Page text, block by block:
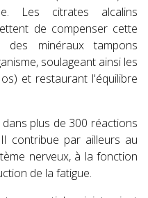
Les citrates alcalins
de compenser cette
minéraux tampons
soulageant ainsi les
et restaurant l'équilibre
plus de 300 réactions
contribue par ailleurs au
nerveux, à la fonction
de la fatigue.